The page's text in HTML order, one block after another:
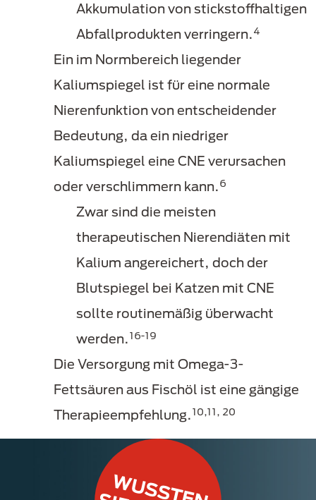
Akkumulation von stickstoffhaltigen
Abfallprodukten verringern.4
Ein im Normbereich liegender
Kaliumspiegel ist für eine normale
Nierenfunktion von entscheidender
Bedeutung, da ein niedriger
Kaliumspiegel eine CNE verursachen
oder verschlimmern kann.6
Zwar sind die meisten
therapeutischen Nierendiäten mit
Kalium angereichert, doch der
Blutspiegel bei Katzen mit CNE
sollte routinemäßig überwacht
werden.16-19
Die Versorgung mit Omega-3-
Fettsäuren aus Fischöl ist eine gängige
Therapieempfehlung.10,11, 20